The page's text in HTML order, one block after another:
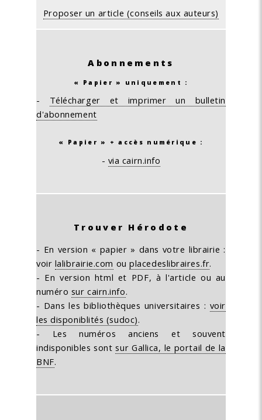
Proposer un article (conseils aux auteurs)
Abonnements
« Papier » uniquement :
- Télécharger et imprimer un bulletin
d'abonnement
« Papier » + accès numérique :
- via cairn.info
Trouver Hérodote
- En version « papier » dans votre librairie :
voir lalibrairie.com ouplacedeslibraires.fr.
- En version html et PDF, à l'article ou au
numéro sur cairn.info.
- Dans les bibliothèques universitaires : voir
les disponiblités (sudoc).
- Les numéros anciens et souvent
indisponibles sontsur Gallica, le portail de la
BNF.